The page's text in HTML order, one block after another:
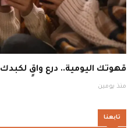
قهوتك اليومية.. درع واقٍ لكبدك
منذ يومين
تابعنا